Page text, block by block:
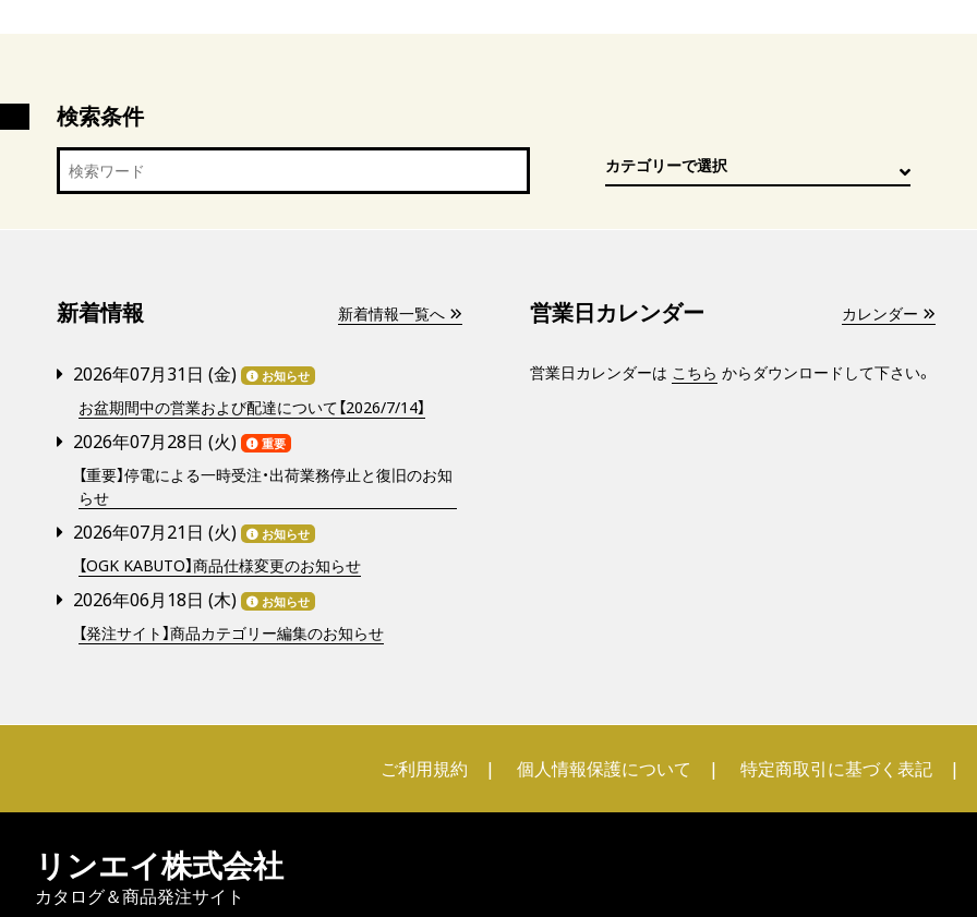
検索条件
新着情報 新着情報一覧へ
2026年07月31日 (金) お知らせ
お盆期間中の営業および配達について【2026/7/14】
2026年07月28日 (火) 重要
【重要】停電による一時受注・出荷業務停止と復旧のお知
らせ
2026年07月21日 (火) お知らせ
【OGK KABUTO】商品仕様変更のお知らせ
2026年06月18日 (木) お知らせ
【発注サイト】商品カテゴリー編集のお知らせ
営業日カレンダー カレンダー
営業日カレンダーは こちら からダウンロードして下さい。
ご利用規約 個人情報保護について 特定商取引に基づく表記
リンエイ株式会社
カタログ＆商品発注サイト